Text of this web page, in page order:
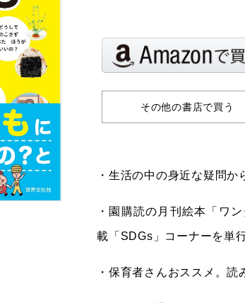
その他の書店で買う
・生活の中の身近な疑問
・園購読の月刊絵本「ワ
載「SDGs」コーナーを単
・保育者さんおススメ。読